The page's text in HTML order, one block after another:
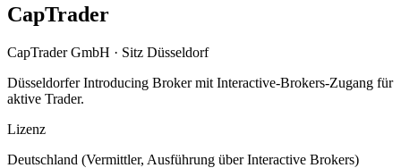
CapTrader
CapTrader GmbH · Sitz Düsseldorf
Düsseldorfer Introducing Broker mit Interactive-Brokers-Zugang für
aktive Trader.
Lizenz
Deutschland (Vermittler, Ausführung über Interactive Brokers)